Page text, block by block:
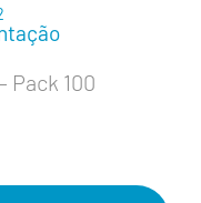
Pack 100